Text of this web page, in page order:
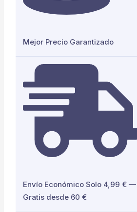
Mejor Precio Garantizado
Envío Económico Solo 4,99 € —
Gratis desde 60 €